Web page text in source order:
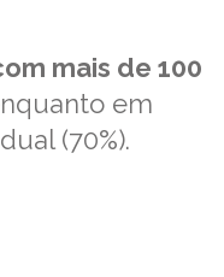
mais de 100
em
(70%).